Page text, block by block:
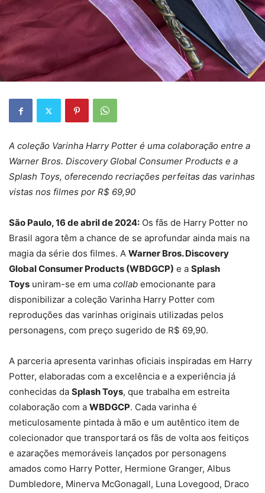
A coleção Varinha Harry Potter é uma colaboração entre a
Warner Bros. Discovery Global Consumer Products e a
Splash Toys, oferecendo recriações perfeitas das varinhas
vistas nos filmes por R$ 69,90
São Paulo, 16 de abril de 2024: Os fãs de Harry Potter no
Brasil agora têm a chance de se aprofundar ainda mais na
magia da série dos filmes. A Warner Bros. Discovery
Global Consumer Products (WBDGCP) e a Splash
Toys uniram-se em uma collab emocionante para
disponibilizar a coleção Varinha Harry Potter com
reproduções das varinhas originais utilizadas pelos
personagens, com preço sugerido de R$ 69,90.
A parceria apresenta varinhas oficiais inspiradas em Harry
Potter, elaboradas com a excelência e a experiência já
conhecidas da Splash Toys, que trabalha em estreita
colaboração com a WBDGCP. Cada varinha é
meticulosamente pintada à mão e um autêntico item de
colecionador que transportará os fãs de volta aos feitiços
e azarações memoráveis lançados por personagens
amados como Harry Potter, Hermione Granger, Albus
Dumbledore, Minerva McGonagall, Luna Lovegood, Draco